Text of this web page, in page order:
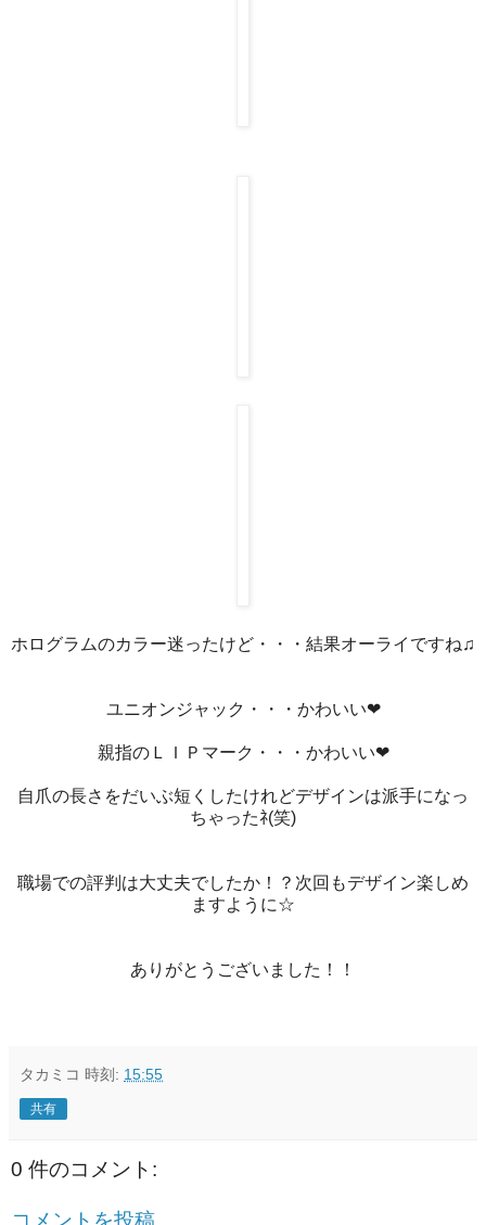
ホログラムのカラー迷ったけど・・・結果オーライですね♫
ユニオンジャック・・・かわいい❤
親指のＬＩＰマーク・・・かわいい❤
自爪の長さをだいぶ短くしたけれどデザインは派手になっ
ちゃったﾈ(笑)
職場での評判は大丈夫でしたか！？次回もデザイン楽しめ
ますように☆
ありがとうございました！！
タカミコ 時刻: 15:55
共有
0 件のコメント: